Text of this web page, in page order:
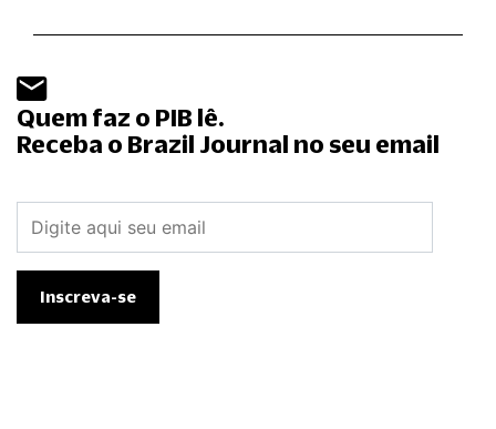
Quem faz o PIB lê.
Receba o Brazil Journal no seu email